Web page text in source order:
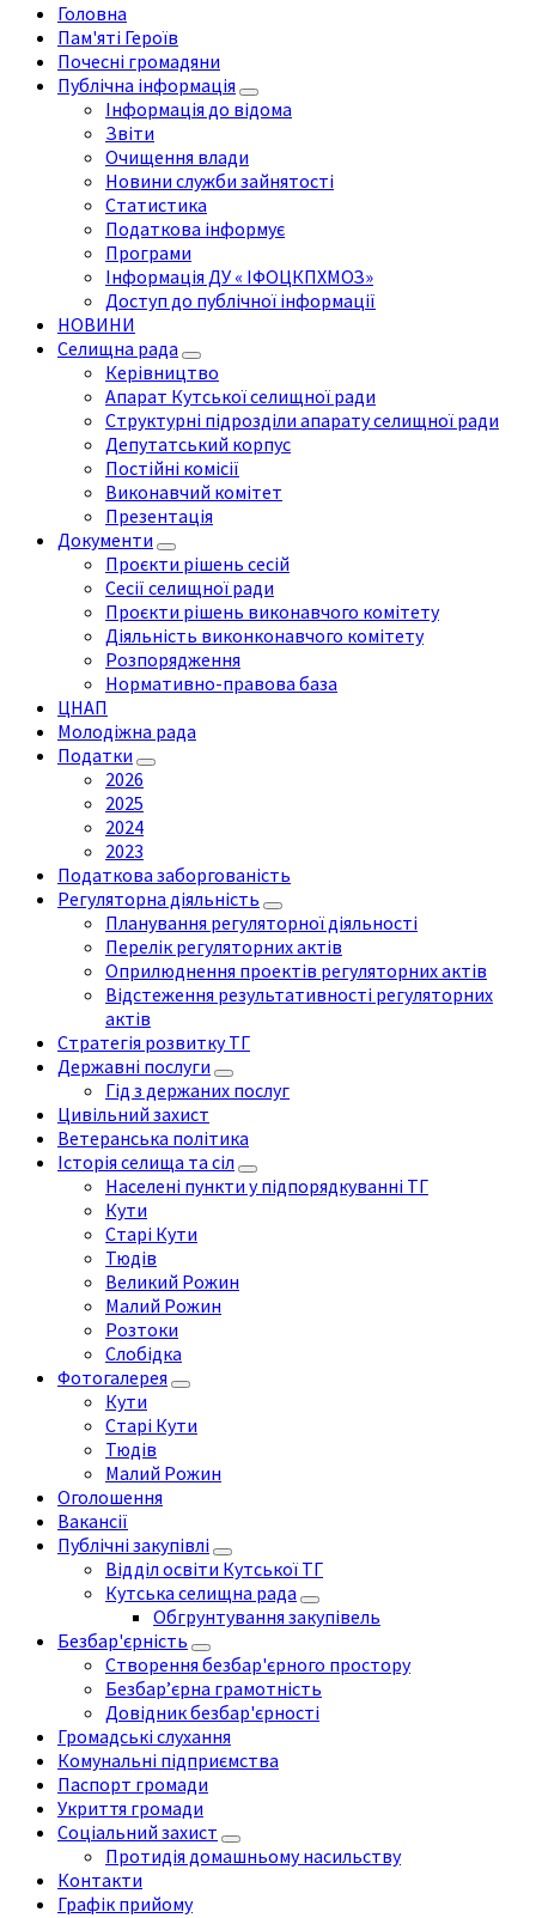
Головна
Пам'яті Героїв
Почесні громадяни
Публічна інформація
Інформація до відома
Звіти
Очищення влади
Новини служби зайнятості
Статистика
Податкова інформує
Програми
Інформація ДУ « ІФОЦКПХМОЗ»
Доступ до публічної інформації
НОВИНИ
Селищна рада
Керівництво
Апарат Кутської селищної ради
Структурні підрозділи апарату селищної ради
Депутатський корпус
Постійні комісії
Виконавчий комітет
Презентація
Документи
Проєкти рішень сесій
Сесії селищної ради
Проєкти рішень виконавчого комітету
Діяльність виконконавчого комітету
Розпорядження
Нормативно-правова база
ЦНАП
Молодіжна рада
Податки
2026
2025
2024
2023
Податкова заборгованість
Регуляторна діяльність
Планування регуляторної діяльності
Перелік регуляторних актів
Оприлюднення проектів регуляторних актів
Відстеження результативності регуляторних
актів
Стратегія розвитку ТГ
Державні послуги
Гід з держаних послуг
Цивільний захист
Ветеранська політика
Історія селища та сіл
Населені пункти у підпорядкуванні ТГ
Кути
Старі Кути
Тюдів
Великий Рожин
Малий Рожин
Розтоки
Слобідка
Фотогалерея
Кути
Старі Кути
Тюдів
Малий Рожин
Оголошення
Вакансії
Публічні закупівлі
Відділ освіти Кутської ТГ
Кутська селищна рада
Обгрунтування закупівель
Безбар'єрність
Створення безбар'єрного простору
Безбар’єрна грамотність
Довідник безбар'єрності
Громадські слухання
Комунальні підприємства
Паспорт громади
Укриття громади
Соціальний захист
Протидія домашньому насильству
Контакти
Графік прийому